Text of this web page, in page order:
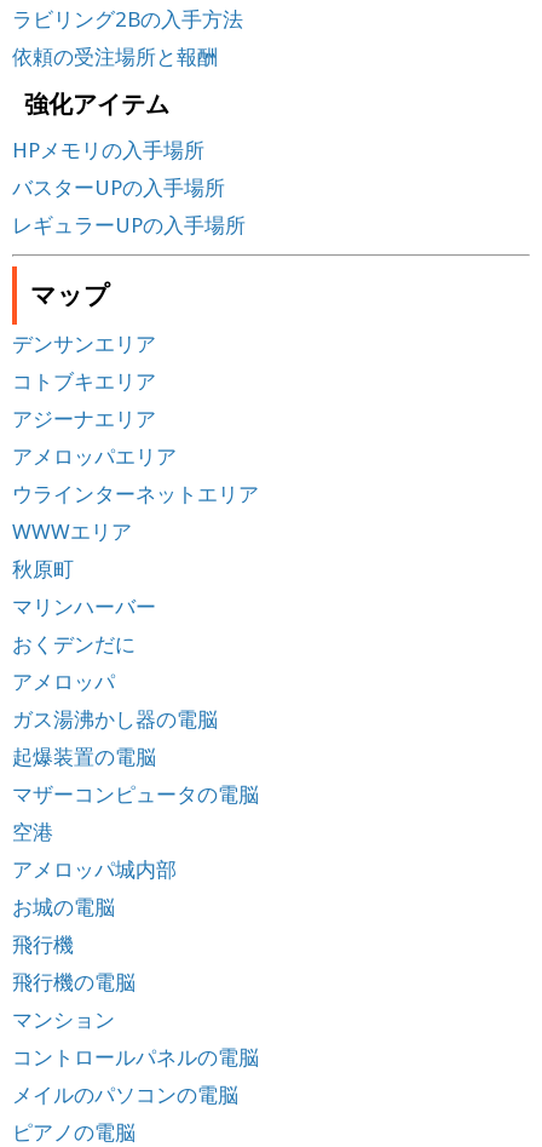
ラビリング2Bの入手方法
依頼の受注場所と報酬
強化アイテム
HPメモリの入手場所
バスターUPの入手場所
レギュラーUPの入手場所
マップ
デンサンエリア
コトブキエリア
アジーナエリア
アメロッパエリア
ウラインターネットエリア
WWWエリア
秋原町
マリンハーバー
おくデンだに
アメロッパ
ガス湯沸かし器の電脳
起爆装置の電脳
マザーコンピュータの電脳
空港
アメロッパ城内部
お城の電脳
飛行機
飛行機の電脳
マンション
コントロールパネルの電脳
メイルのパソコンの電脳
ピアノの電脳